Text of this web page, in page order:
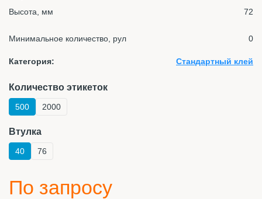
Высота, мм
72
Минимальное количество, рул 0
Категория: Стандартный клей
Количество этикеток
500 2000
Втулка
40 76
По запросу